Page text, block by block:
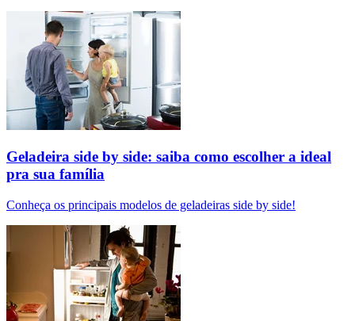
Geladeira side by side: saiba como escolher a ideal
pra sua família
Conheça os principais modelos de geladeiras side by side!